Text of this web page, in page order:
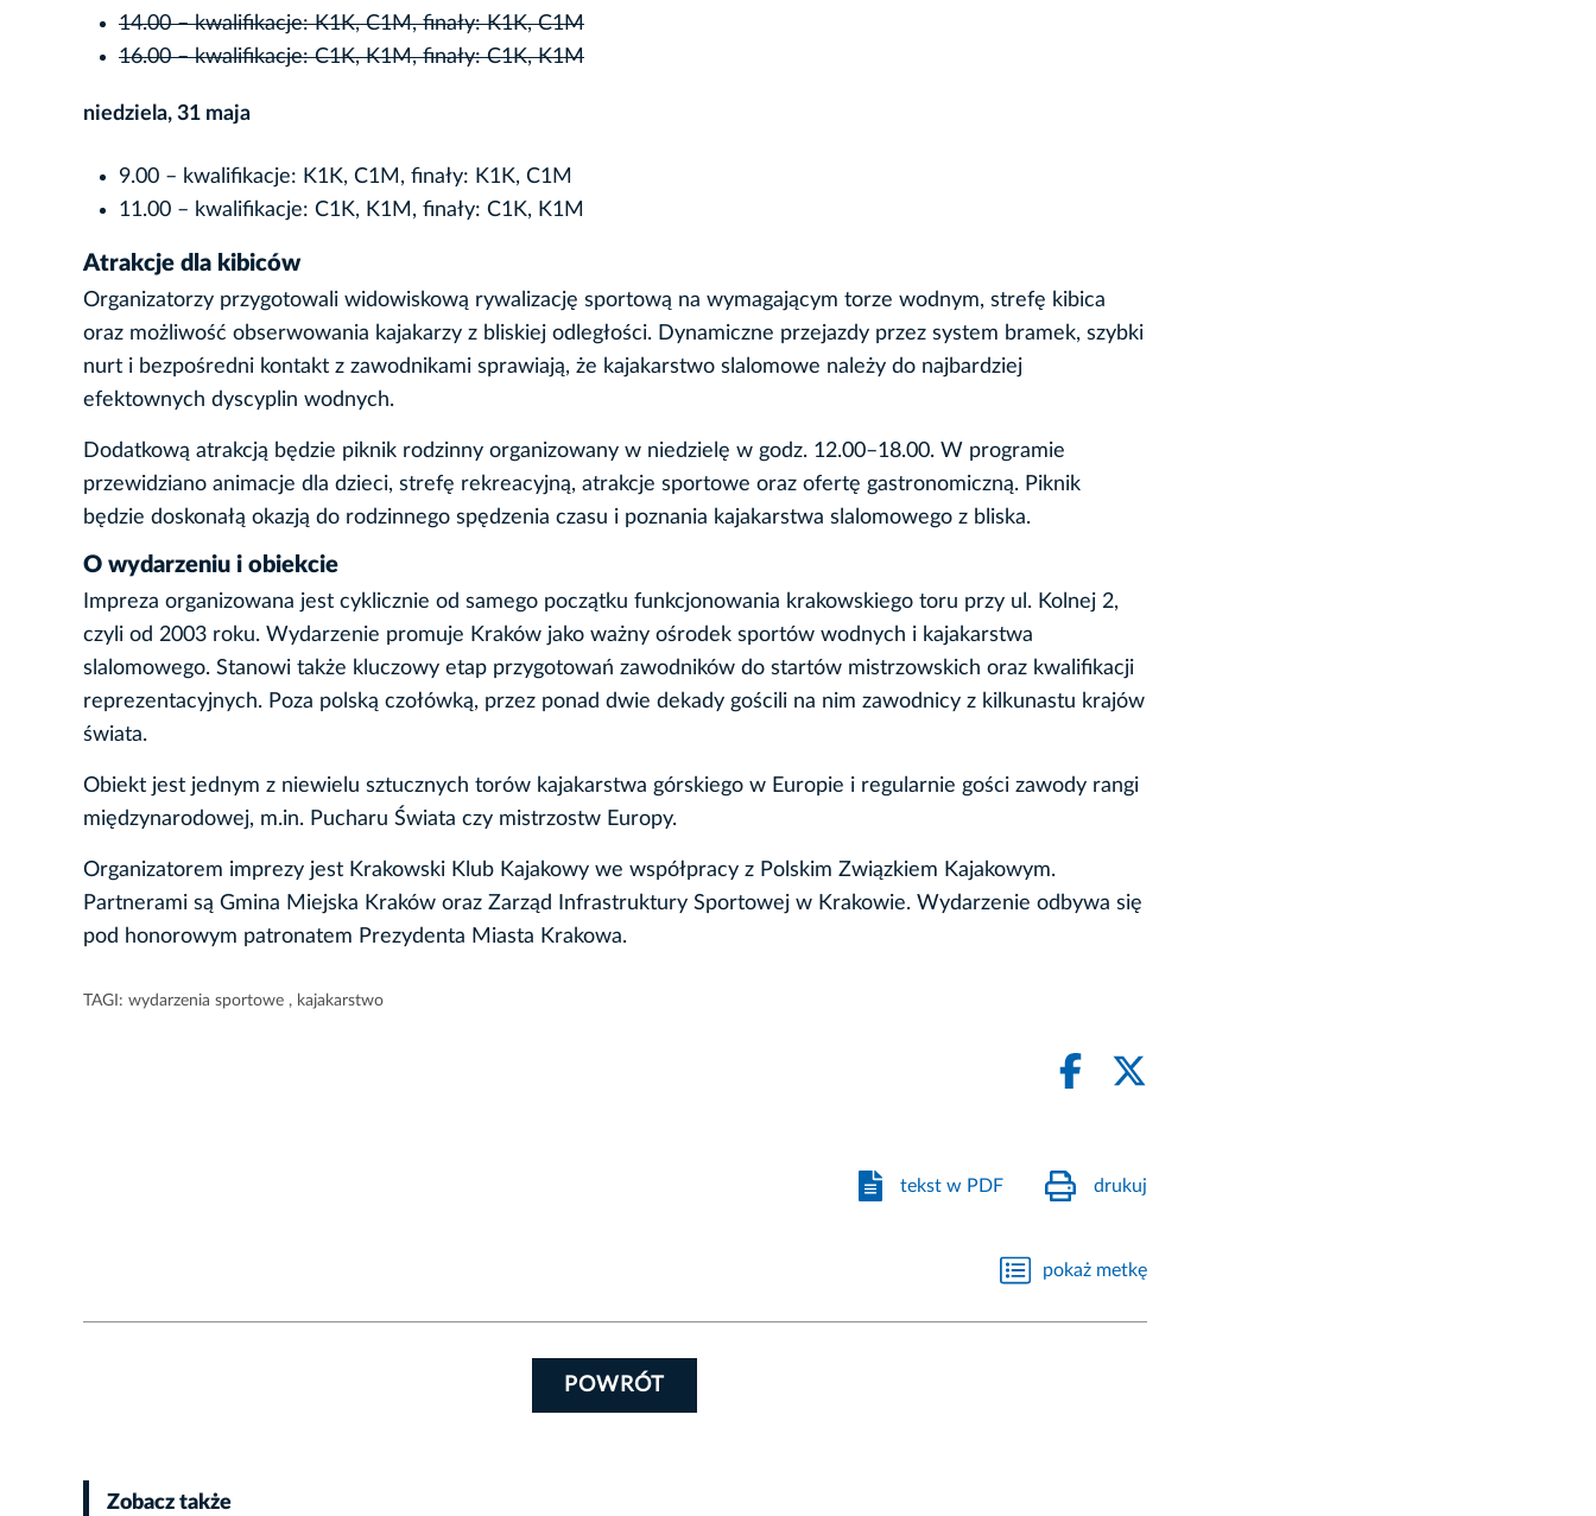
14.00 – kwalifikacje: K1K, C1M, finały: K1K, C1M
16.00 – kwalifikacje: C1K, K1M, finały: C1K, K1M
niedziela, 31 maja
9.00 – kwalifikacje: K1K, C1M, finały: K1K, C1M
11.00 – kwalifikacje: C1K, K1M, finały: C1K, K1M
Atrakcje dla kibiców
Organizatorzy przygotowali widowiskową rywalizację sportową na wymagającym torze wodnym, strefę kibica
oraz możliwość obserwowania kajakarzy z bliskiej odległości. Dynamiczne przejazdy przez system bramek, szybki
nurt i bezpośredni kontakt z zawodnikami sprawiają, że kajakarstwo slalomowe należy do najbardziej
efektownych dyscyplin wodnych.
Dodatkową atrakcją będzie piknik rodzinny organizowany w niedzielę w godz. 12.00–18.00. W programie
przewidziano animacje dla dzieci, strefę rekreacyjną, atrakcje sportowe oraz ofertę gastronomiczną. Piknik
będzie doskonałą okazją do rodzinnego spędzenia czasu i poznania kajakarstwa slalomowego z bliska.
O wydarzeniu i obiekcie
Impreza organizowana jest cyklicznie od samego początku funkcjonowania krakowskiego toru przy ul. Kolnej 2,
czyli od 2003 roku. Wydarzenie promuje Kraków jako ważny ośrodek sportów wodnych i kajakarstwa
slalomowego. Stanowi także kluczowy etap przygotowań zawodników do startów mistrzowskich oraz kwalifikacji
reprezentacyjnych. Poza polską czołówką, przez ponad dwie dekady gościli na nim zawodnicy z kilkunastu krajów
świata.
Obiekt jest jednym z niewielu sztucznych torów kajakarstwa górskiego w Europie i regularnie gości zawody rangi
międzynarodowej, m.in. Pucharu Świata czy mistrzostw Europy.
Organizatorem imprezy jest Krakowski Klub Kajakowy we współpracy z Polskim Związkiem Kajakowym.
Partnerami są Gmina Miejska Kraków oraz Zarząd Infrastruktury Sportowej w Krakowie. Wydarzenie odbywa się
pod honorowym patronatem Prezydenta Miasta Krakowa.
TAGI: wydarzenia sportowe , kajakarstwo
tekst w PDF drukuj
pokaż metkę
POWRÓT
Zobacz także